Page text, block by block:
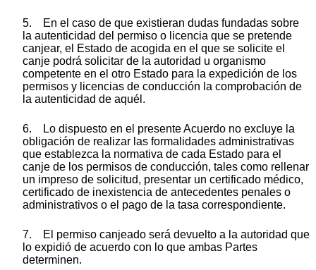
5. En el caso de que existieran dudas fundadas sobre
la autenticidad del permiso o licencia que se pretende
canjear, el Estado de acogida en el que se solicite el
canje podrá solicitar de la autoridad u organismo
competente en el otro Estado para la expedición de los
permisos y licencias de conducción la comprobación de
la autenticidad de aquél.
6. Lo dispuesto en el presente Acuerdo no excluye la
obligación de realizar las formalidades administrativas
que establezca la normativa de cada Estado para el
canje de los permisos de conducción, tales como rellenar
un impreso de solicitud, presentar un certificado médico,
certificado de inexistencia de antecedentes penales o
administrativos o el pago de la tasa correspondiente.
7. El permiso canjeado será devuelto a la autoridad que
lo expidió de acuerdo con lo que ambas Partes
determinen.